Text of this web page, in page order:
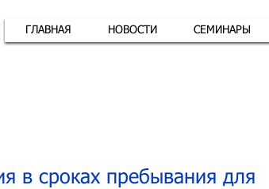
ГЛАВНАЯ НОВОСТИ СЕМИНАРЫ
в сроках пребывания для